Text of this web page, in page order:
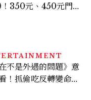
350元、450元門票
不是外遇的問題》意
！抓偷吃反轉變命